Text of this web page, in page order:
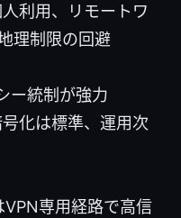
利用、リモートワ
理制限の回避
ー統制が強力
化は標準、運用次
専用経路で高信